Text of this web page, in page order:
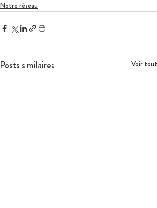
Notre réseau
Posts similaires Voir tout